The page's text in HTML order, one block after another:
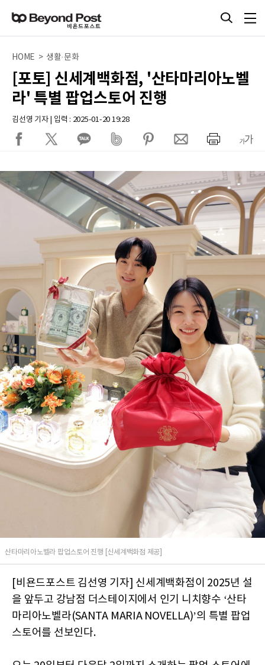
HOME > 생활·문화
[포토] 신세계백화점, '산타마리아노벨
라' 특별 팝업스토어 진행
김선영 기자 | 입력 : 2025-01-20 19:28
산타마리아노벨라 팝업스토어 진행 [신세계백화점 제공]
[비욘드포스트 김선영 기자] 신세계백화점이 2025년 설
을 앞두고 강남점 더스테이지에서 인기 니치향수 ‘산타
마리아노벨라(SANTA MARIA NOVELLA)’의 특별 팝업
스토어를 선보인다.